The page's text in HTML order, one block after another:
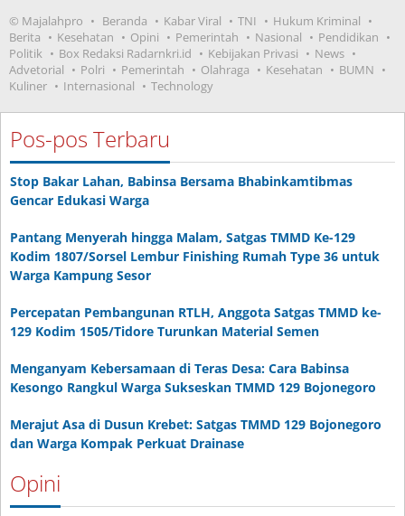
© Majalahpro Beranda Kabar Viral TNI
Hukum Kriminal
Berita
Kesehatan Opini Pemerintah Nasional
Pendidikan
Politik
Box Redaksi Radarnkri.id Kebijakan Privasi
News
Advetorial
Polri Pemerintah Olahraga Kesehatan
BUMN
Kuliner
Internasional Technology
Pos-pos Terbaru
Stop Bakar Lahan, Babinsa Bersama Bhabinkamtibmas
Gencar Edukasi Warga
Pantang Menyerah hingga Malam, Satgas TMMD Ke-129
Kodim 1807/Sorsel Lembur Finishing Rumah Type 36 untuk
Warga Kampung Sesor
Percepatan Pembangunan RTLH, Anggota Satgas TMMD ke-
129 Kodim 1505/Tidore Turunkan Material Semen
Menganyam Kebersamaan di Teras Desa: Cara Babinsa
Kesongo Rangkul Warga Sukseskan TMMD 129 Bojonegoro
Merajut Asa di Dusun Krebet: Satgas TMMD 129 Bojonegoro
dan Warga Kompak Perkuat Drainase
Opini